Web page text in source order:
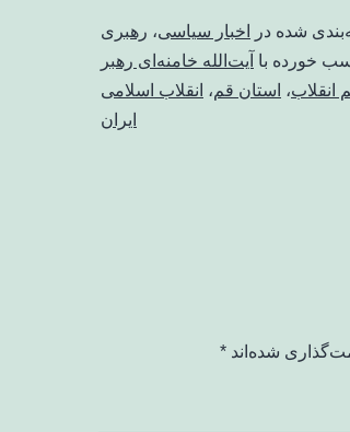
شده در اخبار سیاسی، رهبری
خورده با آیت‌الله خامنه‌ای رهبر
انقلاب، استان قم، انقلاب اسلامی
ایران
شده‌اند *